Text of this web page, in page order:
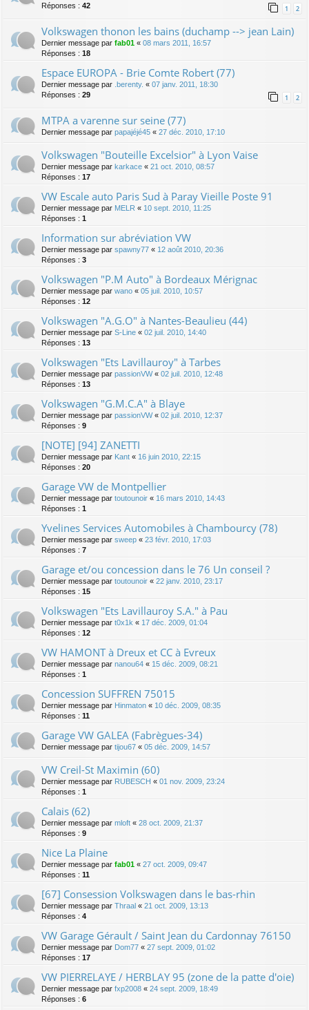
Réponses : 42 1 2
Volkswagen thonon les bains (duchamp --> jean Lain)
Dernier message par fab01 « 08 mars 2011, 16:57
Réponses : 18
Espace EUROPA - Brie Comte Robert (77)
Dernier message par .berenty. « 07 janv. 2011, 18:30
Réponses : 29 1 2
MTPA a varenne sur seine (77)
Dernier message par papajéjé45 « 27 déc. 2010, 17:10
Volkswagen "Bouteille Excelsior" à Lyon Vaise
Dernier message par karkace « 21 oct. 2010, 08:57
Réponses : 17
VW Escale auto Paris Sud à Paray Vieille Poste 91
Dernier message par MELR « 10 sept. 2010, 11:25
Réponses : 1
Information sur abréviation VW
Dernier message par spawny77 « 12 août 2010, 20:36
Réponses : 3
Volkswagen "P.M Auto" à Bordeaux Mérignac
Dernier message par wano « 05 juil. 2010, 10:57
Réponses : 12
Volkswagen "A.G.O" à Nantes-Beaulieu (44)
Dernier message par S-Line « 02 juil. 2010, 14:40
Réponses : 13
Volkswagen "Ets Lavillauroy" à Tarbes
Dernier message par passionVW« 02 juil. 2010, 12:48
Réponses : 13
Volkswagen "G.M.C.A" à Blaye
Dernier message par passionVW« 02 juil. 2010, 12:37
Réponses : 9
[NOTE] [94] ZANETTI
Dernier message par Kant « 16 juin 2010, 22:15
Réponses : 20
Garage VW de Montpellier
Dernier message par toutounoir « 16 mars 2010, 14:43
Réponses : 1
Yvelines Services Automobiles à Chambourcy (78)
Dernier message par sweep « 23 févr. 2010, 17:03
Réponses : 7
Garage et/ou concession dans le 76 Un conseil ?
Dernier message par toutounoir « 22 janv. 2010, 23:17
Réponses : 15
Volkswagen "Ets Lavillauroy S.A." à Pau
Dernier message par t0x1k « 17 déc. 2009, 01:04
Réponses : 12
VW HAMONT à Dreux et CC à Evreux
Dernier message par nanou64 « 15 déc. 2009, 08:21
Réponses : 1
Concession SUFFREN 75015
Dernier message par Hinmaton « 10 déc. 2009, 08:35
Réponses : 11
Garage VW GALEA (Fabrègues-34)
Dernier message par tijou67 « 05 déc. 2009, 14:57
VW Creil-St Maximin (60)
Dernier message par RUBESCH « 01 nov. 2009, 23:24
Réponses : 1
Calais (62)
Dernier message par mloft « 28 oct. 2009, 21:37
Réponses : 9
Nice La Plaine
Dernier message par fab01 « 27 oct. 2009, 09:47
Réponses : 11
[67] Consession Volkswagen dans le bas-rhin
Dernier message par Thraal « 21 oct. 2009, 13:13
Réponses : 4
VW Garage Gérault / Saint Jean du Cardonnay 76150
Dernier message par Dom77 « 27 sept. 2009, 01:02
Réponses : 17
VW PIERRELAYE / HERBLAY 95 (zone de la patte d'oie)
Dernier message par fxp2008 « 24 sept. 2009, 18:49
Réponses : 6